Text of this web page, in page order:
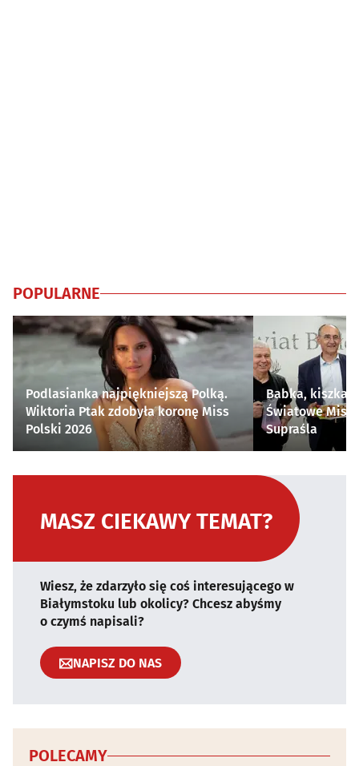
POPULARNE
Podlasianka najpiękniejszą Polką.
Wiktoria Ptak zdobyła koronę Miss
Polski 2026
Babka, kiszka i
Światowe
Supraśla
MASZ CIEKAWY TEMAT?
Wiesz, że zdarzyło się coś interesującego w
Białymstoku lub okolicy? Chcesz abyśmy
o czymś napisali?
NAPISZ DO NAS
POLECAMY